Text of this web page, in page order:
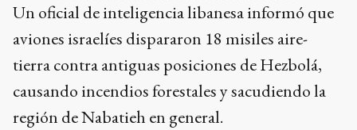
Un oficial de inteligencia libanesa informó que
aviones israelíes dispararon 18 misiles aire-
tierra contra antiguas posiciones de Hezbolá,
causando incendios forestales y sacudiendo la
región de Nabatieh en general.